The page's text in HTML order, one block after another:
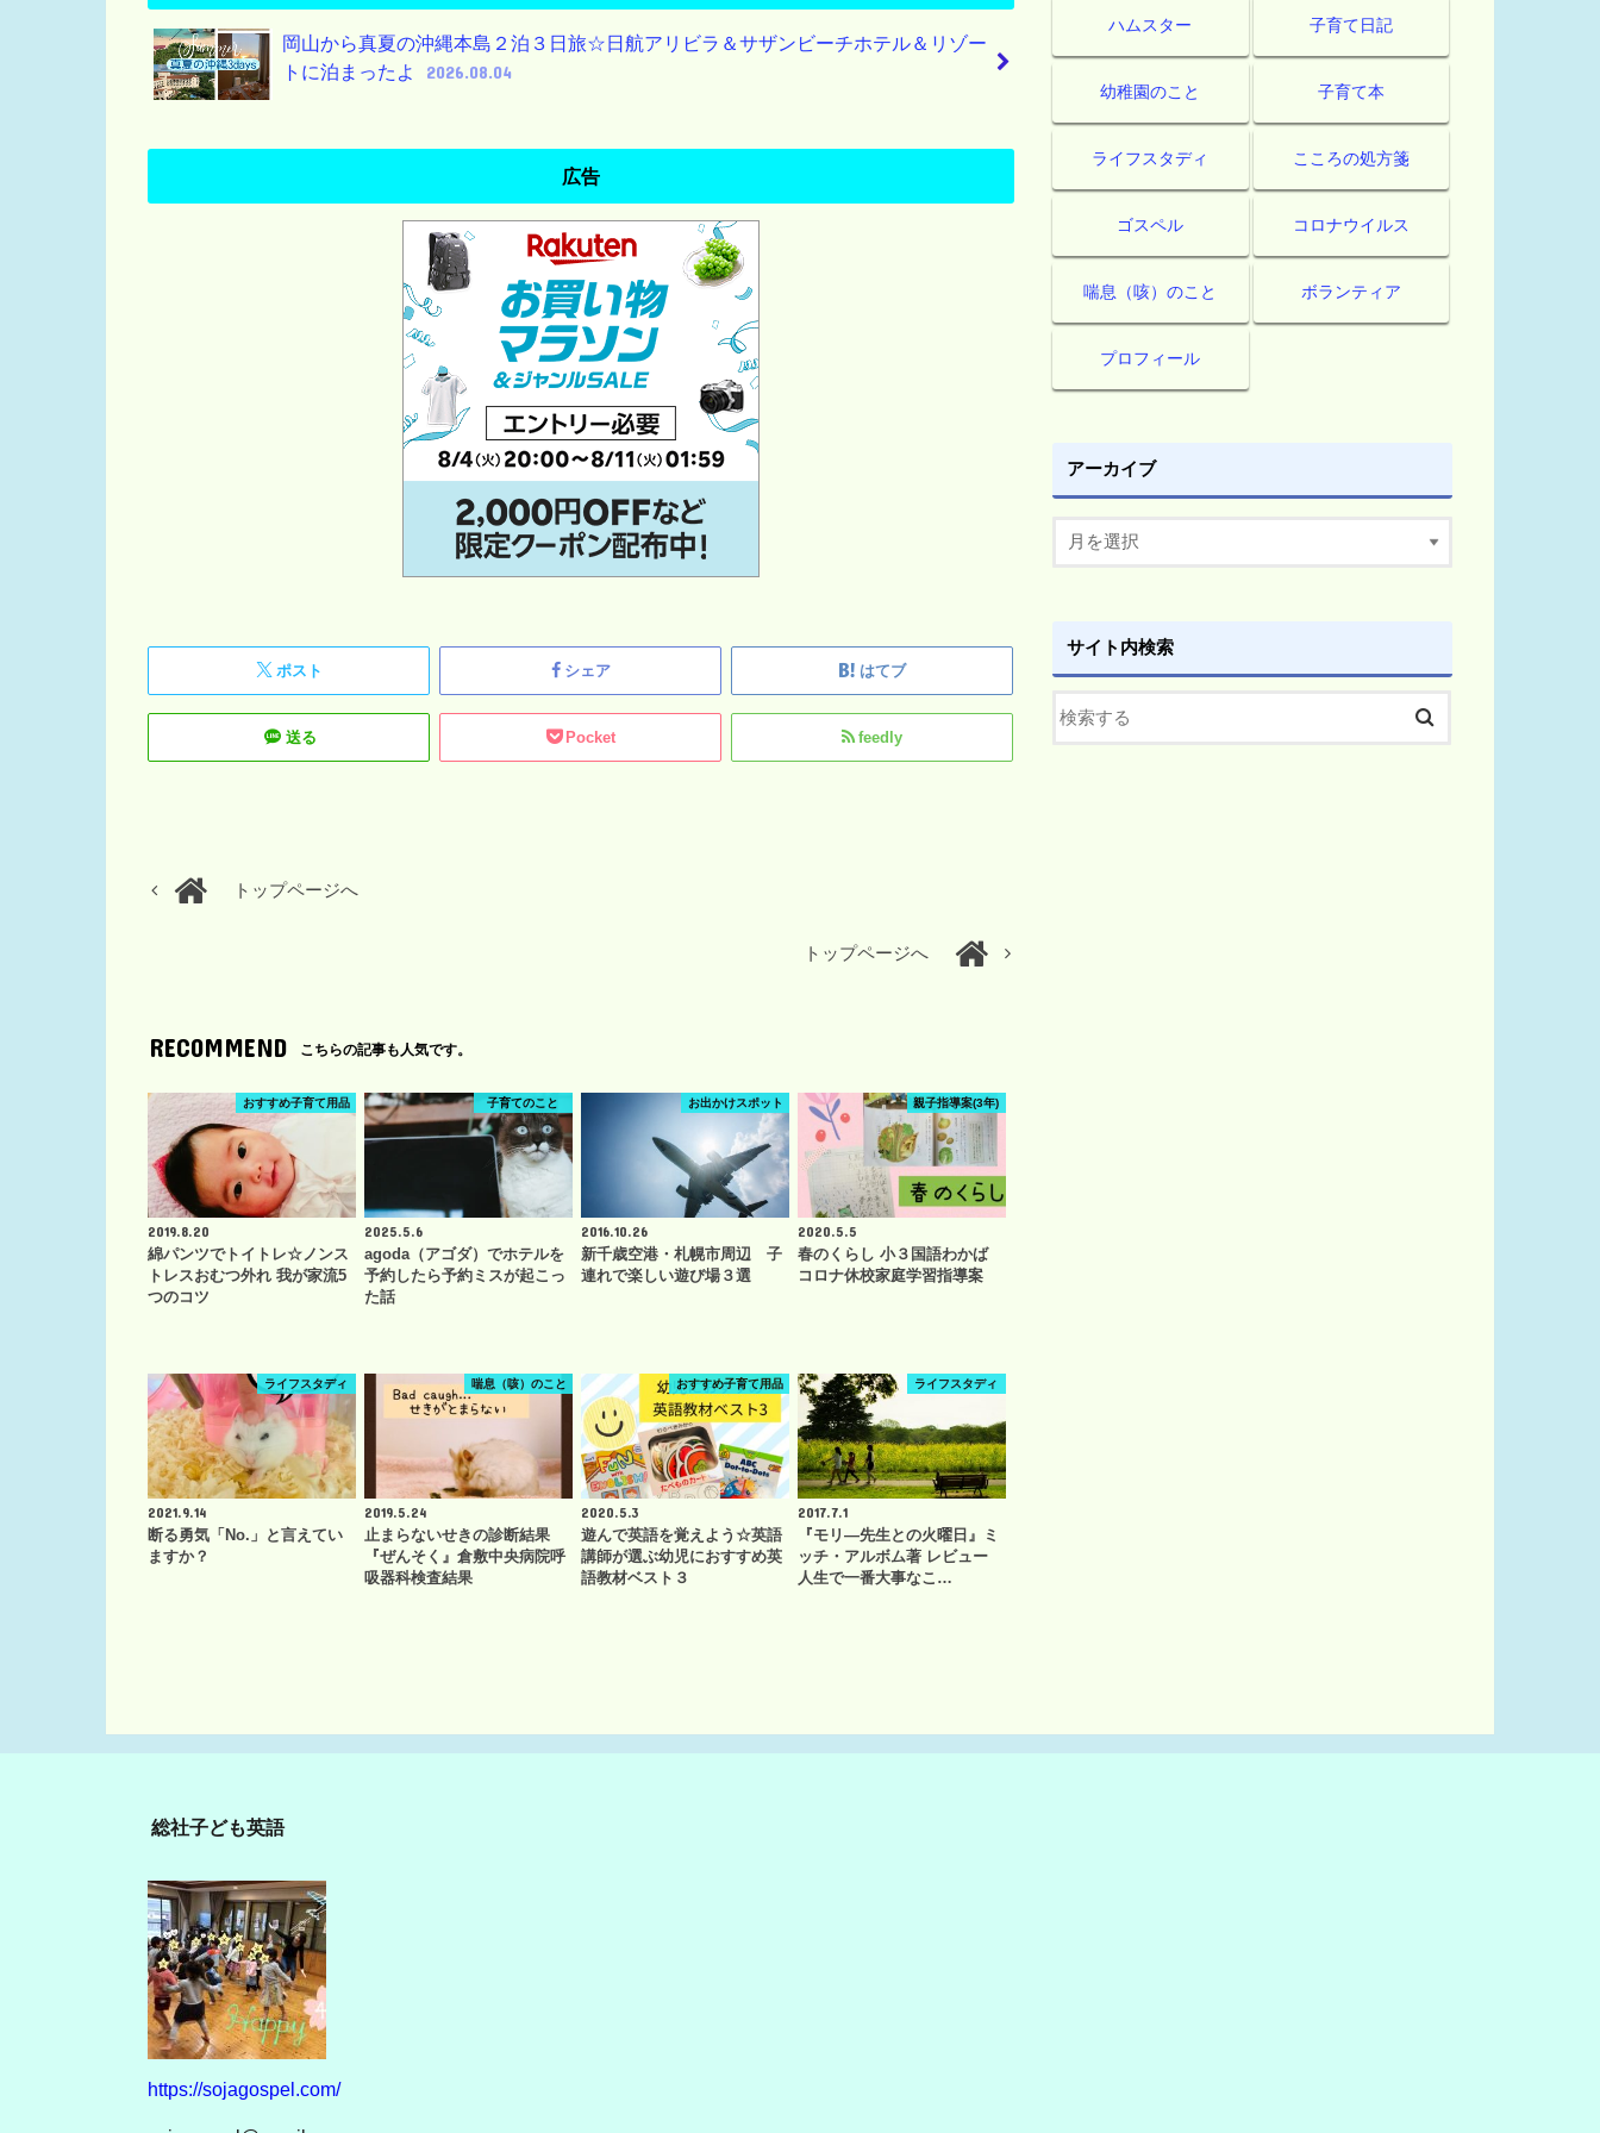
岡山から真夏の沖縄本島２泊３日旅☆日航アリビラ＆サザンビーチホテル＆リゾー
トに泊まったよ
2026.08.04
広告
ポスト シェア はてブ
送る Pocket feedly
トップページへ
トップページへ
RECOMMEND こちらの記事も人気です。
おすすめ子育て用品
2019.8.20
綿パンツでトイトレ☆ノンス
トレスおむつ外れ 我が家流5
つのコツ
子育てのこと
2025.5.6
agoda（アゴダ）でホテルを
予約したら予約ミスが起こっ
た話
お出かけスポット
2016.10.26
新千歳空港・札幌市周辺 子
連れで楽しい遊び場３選
親子指導案(3年)
2020.5.5
春のくらし 小３国語わかば
コロナ休校家庭学習指導案
ライフスタディ
2021.9.14
断る勇気「No.」と言えてい
ますか？
喘息（咳）のこと
2019.5.24
止まらないせきの診断結果
『ぜんそく』倉敷中央病院呼
吸器科検査結果
おすすめ子育て用品
2020.5.3
遊んで英語を覚えよう☆英語
講師が選ぶ幼児におすすめ英
語教材ベスト３
ライフスタディ
2017.7.1
『モリ―先生との火曜日』ミ
ッチ・アルボム著 レビュー
人生で一番大事なこ…
ハムスター 子育て日記
幼稚園のこと 子育て本
ライフスタディ こころの処方箋
ゴスペル コロナウイルス
喘息（咳）のこと ボランティア
プロフィール
アーカイブ
サイト内検索
総社子ども英語
https://sojagospel.com/